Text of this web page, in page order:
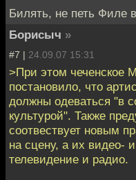
Билять, не петь Филе
Борисыч »
#7 | 24.09.07 15:31
>При этом чеченское
постановило, что
должны одеваться "в
культурой". Также
соотвествует новым
на сцену, а их видео-
телевидение и радио.